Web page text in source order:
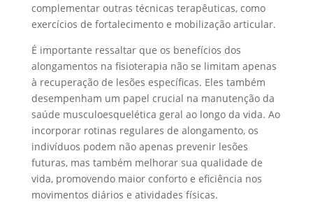
complementar outras técnicas terapêuticas, como
exercícios de fortalecimento e mobilização articular.
É importante ressaltar que os benefícios dos
alongamentos na fisioterapia não se limitam apenas
à recuperação de lesões específicas. Eles também
desempenham um papel crucial na manutenção da
saúde musculoesquelética geral ao longo da vida. Ao
incorporar rotinas regulares de alongamento, os
indivíduos podem não apenas prevenir lesões
futuras, mas também melhorar sua qualidade de
vida, promovendo maior conforto e eficiência nos
movimentos diários e atividades físicas.